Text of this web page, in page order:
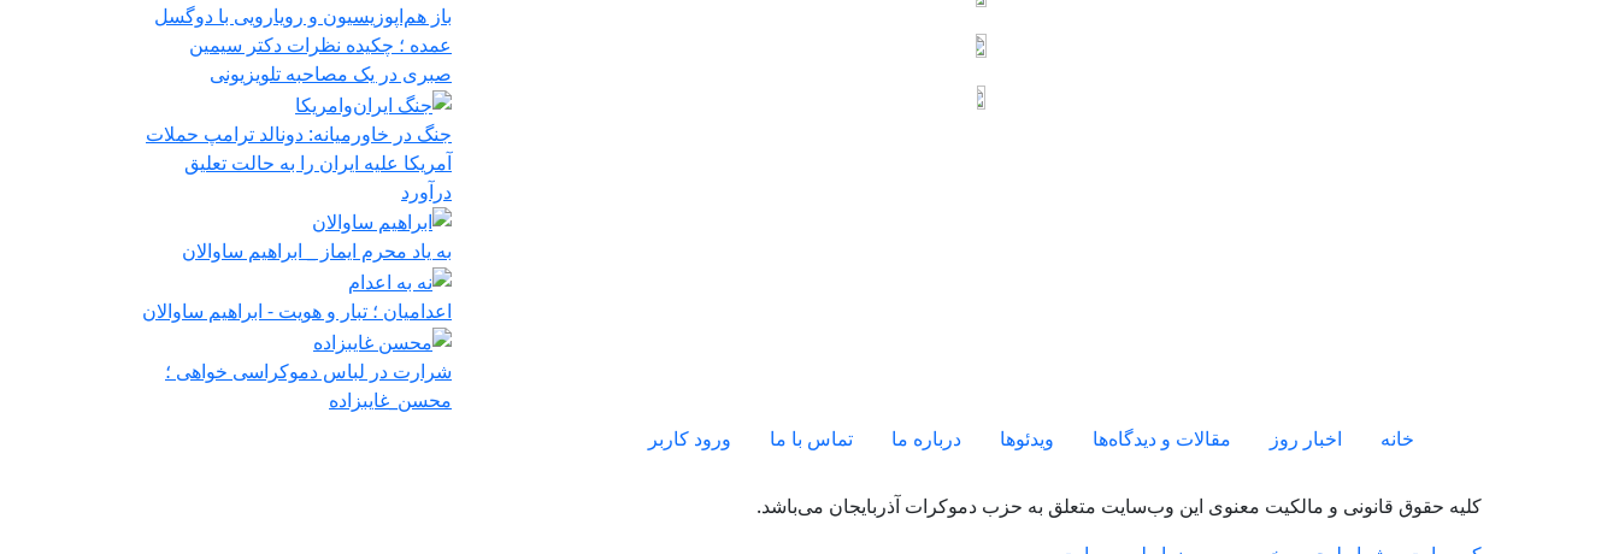
باز هم‌اپوزیسیون‌ و رویارویی با ‌دو‌گسل
عمده ؛ چکیده نظرات دکتر سیمین
صبری در یک مصاحبه تلویزیونی
جنگ در خاورمیانه: دونالد ترامپ حملات
آمریکا علیه ایران را به حالت تعلیق
درآورد
به یاد محرم ایماز _ ابراهیم ساوالان
اعدامیان ؛ تبار و هویت - ابراهیم ساوالان
شرارت در لباس دموکراسی‌ خواهی ؛
محسن_غایبزاده
Footer menu
خانه اخبار روز مقالات و دیدگاه‌ها ویدئو‌ها درباره ما تماس با ما ورود کاربر
کلیه حقوق قانونی و مالکیت معنوی این وب‌سایت متعلق به حزب دموکرات آذربایجان می‌باشد.